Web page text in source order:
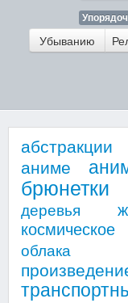
Вход
Убыванию
абстракции
аниме
брюнетки
деревья
облака